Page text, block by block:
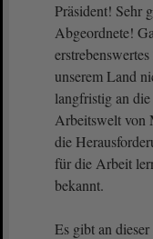
Präsident! Sehr
Abgeordnete!
unserem Land
langfristig an
Arbeitswelt von
die
für die Arbeit
bekannt.
Es gibt an